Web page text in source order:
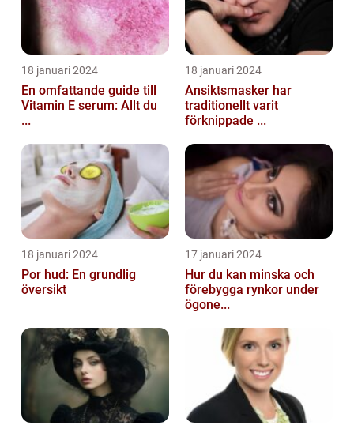
18 januari 2024
En omfattande guide till
Vitamin E serum: Allt du
...
18 januari 2024
Ansiktsmasker har
traditionellt varit
förknippade ...
18 januari 2024
Por hud: En grundlig
översikt
17 januari 2024
Hur du kan minska och
förebygga rynkor under
ögone...